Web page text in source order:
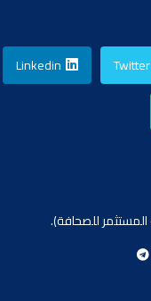
Twitter
Linkedin